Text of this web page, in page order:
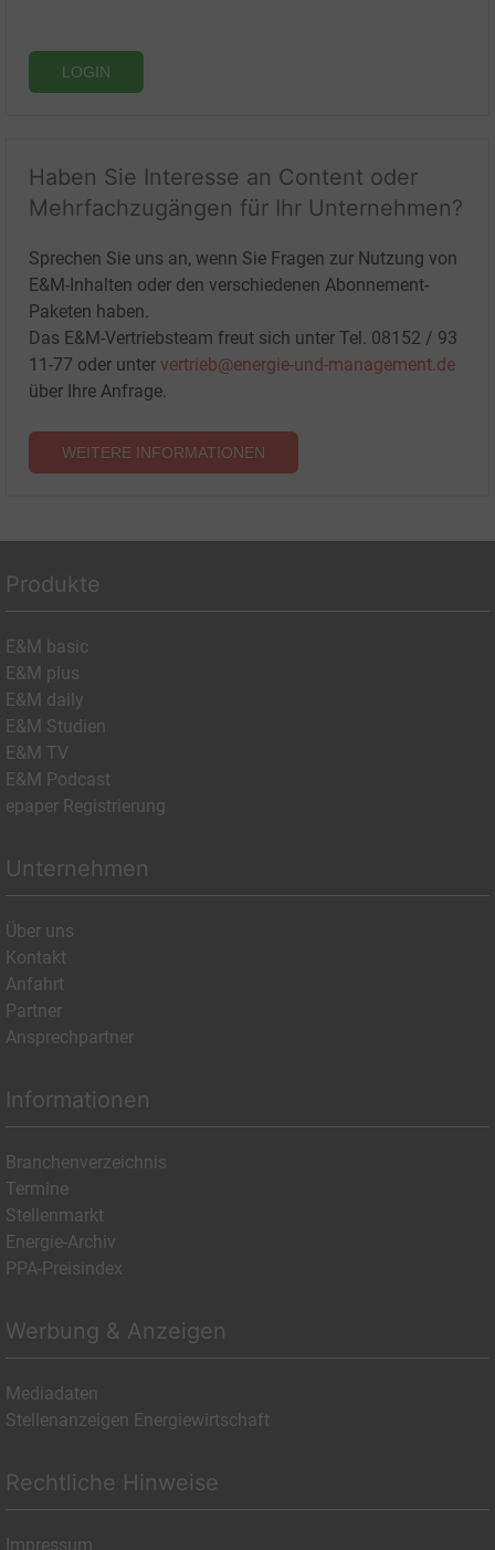
LOGIN
Haben Sie Interesse an Content oder
Mehrfachzugängen für Ihr Unternehmen?
Sprechen Sie uns an, wenn Sie Fragen zur Nutzung von
E&M-Inhalten oder den verschiedenen Abonnement-
Paketen haben.
Das E&M-Vertriebsteam freut sich unter Tel. 08152 / 93
11-77 oder unter vertrieb@energie-und-management.de
über Ihre Anfrage.
WEITERE INFORMATIONEN
Produkte
E&M basic
E&M plus
E&M daily
E&M Studien
E&M TV
E&M Podcast
epaper Registrierung
Unternehmen
Über uns
Kontakt
Anfahrt
Partner
Ansprechpartner
Informationen
Branchenverzeichnis
Termine
Stellenmarkt
Energie-Archiv
PPA-Preisindex
Werbung & Anzeigen
Mediadaten
Stellenanzeigen Energiewirtschaft
Rechtliche Hinweise
Impressum